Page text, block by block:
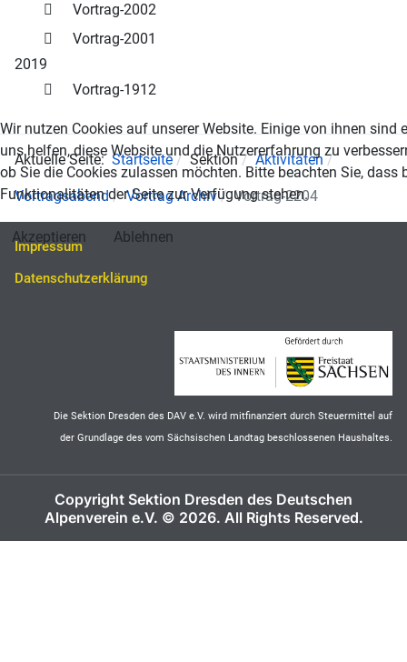
Vortrag-2002
Vortrag-2001
2019
Vortrag-1912
Aktuelle Seite: Startseite Sektion Aktivitäten
Vortragsabend Vortrag Archiv Vortrag-2204
Impressum
Datenschutzerklärung
Die Sektion Dresden des DAV e.V. wird mitfinanziert durch Steuermittel auf
der Grundlage des vom Sächsischen Landtag beschlossenen Haushaltes.
Copyright Sektion Dresden des Deutschen
Alpenverein e.V. © 2026. All Rights Reserved.
Wir nutzen Cookies auf unserer Website. Einige von ihnen sind
uns helfen, diese Website und die Nutzererfahrung zu
ob Sie die Cookies zulassen möchten. Bitte beachten Sie,
Funktionalitäten der Seite zur Verfügung stehen.
Akzeptieren Ablehnen